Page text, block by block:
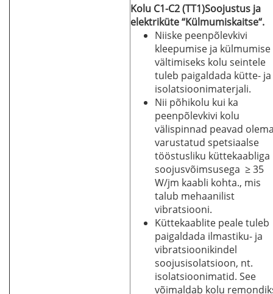
Kolu C1-C2 (TT1)Soojustus ja
elektriküte“Külmumiskaitse“.
Niiske peenpõlevkivi
kleepumise ja külmumise
vältimiseks kolu seintele
tuleb paigaldada kütte- ja
isolatsioonimaterjali.
Nii põhikolu kui ka
peenpõlevkivi kolu
välispinnad peavad
varustatud spetsiaalse
tööstusliku küttekaabliga
soojusvõimsusega ≥ 35
W/jm kaabli kohta., mis
talub mehaanilist
vibratsiooni.
Küttekaablite peale tuleb
paigaldada ilmastiku- ja
vibratsioonikindel
soojusisolatsioon, nt.
isolatsioonimatid. See
võimaldab kolu